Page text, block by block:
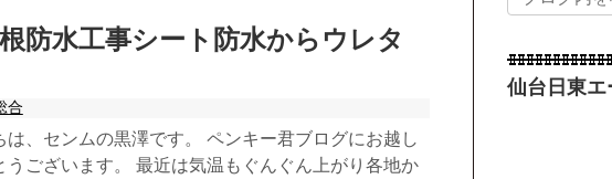
根防水工事シート防水からウレタ
合
は、センムの黒澤です。 ペンキー君ブログにお越し
うございます。 最近は気温もぐんぐん上がり各地か
仙台日東